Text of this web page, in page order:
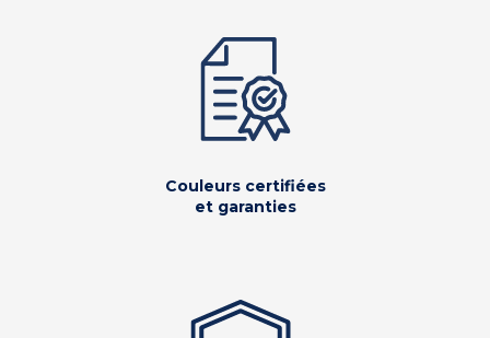
Couleurs certifiées
et garanties